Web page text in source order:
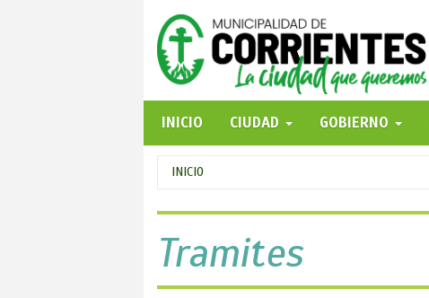
INICIO
CIUDAD GOBIERNO
Se
encuentra
usted
aquí
INICIO
Tramites